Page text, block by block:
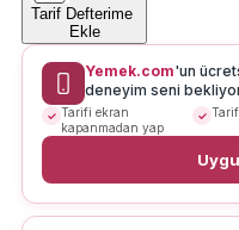
Tarif Defterime
Ekle
Yemek.com'un
deneyim seni
Tarifi ekran
kapanmadan yap